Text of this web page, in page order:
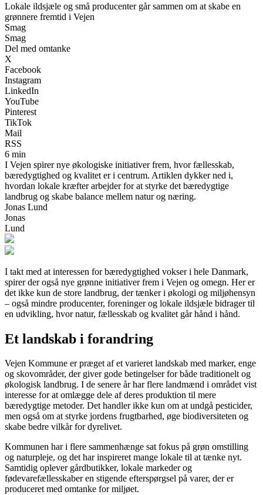
Lokale ildsjæle og små producenter går sammen om at skabe en
grønnere fremtid i Vejen
Smag
Smag
Del med omtanke
X
Facebook
Instagram
LinkedIn
YouTube
Pinterest
TikTok
Mail
RSS
6 min
I Vejen spirer nye økologiske initiativer frem, hvor fællesskab,
bæredygtighed og kvalitet er i centrum. Artiklen dykker ned i,
hvordan lokale kræfter arbejder for at styrke det bæredygtige
landbrug og skabe balance mellem natur og næring.
Jonas Lund
Jonas
Lund
I takt med at interessen for bæredygtighed vokser i hele Danmark,
spirer der også nye grønne initiativer frem i Vejen og omegn. Her er
det ikke kun de store landbrug, der tænker i økologi og miljøhensyn
– også mindre producenter, foreninger og lokale ildsjæle bidrager til
en udvikling, hvor natur, fællesskab og kvalitet går hånd i hånd.
Et landskab i forandring
Vejen Kommune er præget af et varieret landskab med marker, enge
og skovområder, der giver gode betingelser for både traditionelt og
økologisk landbrug. I de senere år har flere landmænd i området vist
interesse for at omlægge dele af deres produktion til mere
bæredygtige metoder. Det handler ikke kun om at undgå pesticider,
men også om at styrke jordens frugtbarhed, øge biodiversiteten og
skabe bedre vilkår for dyrelivet.
Kommunen har i flere sammenhænge sat fokus på grøn omstilling
og naturpleje, og det har inspireret mange lokale til at tænke nyt.
Samtidig oplever gårdbutikker, lokale markeder og
fødevarefællesskaber en stigende efterspørgsel på varer, der er
produceret med omtanke for miljøet.